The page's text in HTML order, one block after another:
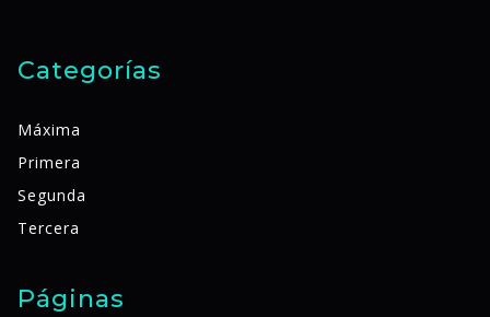
Categorías
Máxima
Primera
Segunda
Tercera
Páginas